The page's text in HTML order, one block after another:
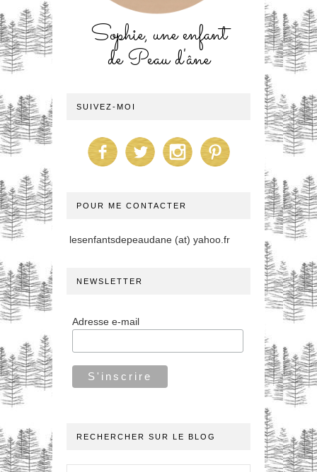
Sophie, une enfant
de Peau d'âne
SUIVEZ-MOI
POUR ME CONTACTER
lesenfantsdepeaudane (at) yahoo.fr
NEWSLETTER
Adresse e-mail
RECHERCHER SUR LE BLOG